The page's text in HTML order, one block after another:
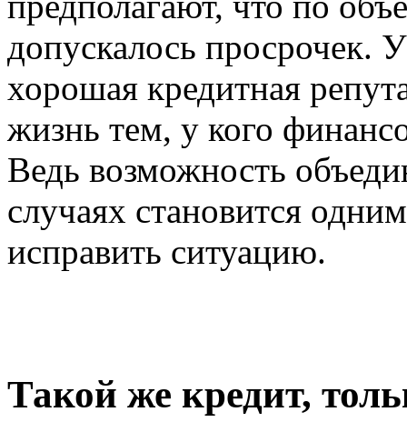
допускалось просрочек.
хорошая кредитная
жизнь тем, у кого
Ведь возможность
случаях становится
исправить ситуацию.
Такой же кредит,